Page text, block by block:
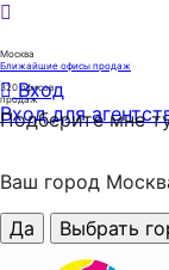
Москва
Ближайшие офисы продаж
320офисов
продаж
Вход
Вход для
Подберите мне
Ваш город
Да
Выбрать